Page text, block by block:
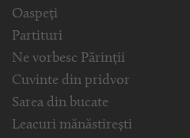
Oaspeți
Partituri
Ne vorbesc Părinții
Cuvinte din pridvor
Sarea din bucate
Leacuri mănăstirești